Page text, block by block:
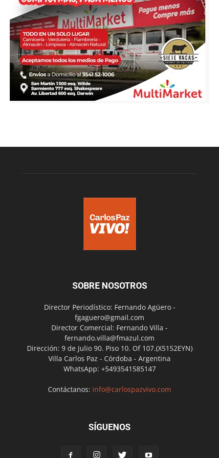
SOBRE NOSOTROS
Director Periodístico: Fernando Agüero -
fgaguero@gmail.com
Director Comercial: Fernando Villa -
fernando.villa@fmazul.com
Dirección: 9 de Julio 90. Piso 10. Of 107.(X5152EYN)
Villa Carlos Paz - Córdoba - Argentina
WhatsApp: +5493541585147
Contáctanos: info@carlospazvivo.com
SÍGUENOS